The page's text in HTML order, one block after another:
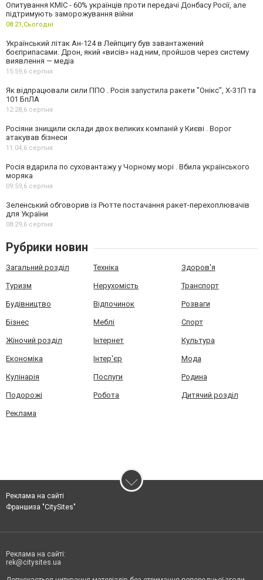
Опитування КМІС - 60% українців проти передачі Донбасу Росії, але
підтримують заморожування війни
08:21,Сьогодні
Український літак Ан-124 в Лейпцигу був завантажений
боєприпасами. Дрон, який «висів» над ним, пройшов через систему
виявлення — медіа
15:59,6 серпня
Як відпрацювали сили ППО . Росія запустила ракети "Онікс", Х-31П та
101 БпЛА
12:28,6 серпня
Росіяни знищили склади двох великих компаній у Києві . Ворог
атакував бізнеси
11:04,6 серпня
Росія вдарила по суховантажу у Чорному морі . Вбила українського
моряка
09:59,6 серпня
Зеленський обговорив із Рютте постачання ракет-перехоплювачів
для України
08:29,6 серпня
Рубрики новин
Загальний розділ Техніка Здоров'я
Туризм Нерухомість Транспорт
Будівництво Відпочинок Розваги
Бізнес Меблі Спорт
Жіночий розділ Інтернет Культура
Економіка Інтер'єр Мода
Кулінарія Послуги Родина
Подорожі Робота Дитячий розділ
Реклама
Реклама на сайті
Франшиза "CitySites"
Реклама на сайті:
rek@citysites.ua